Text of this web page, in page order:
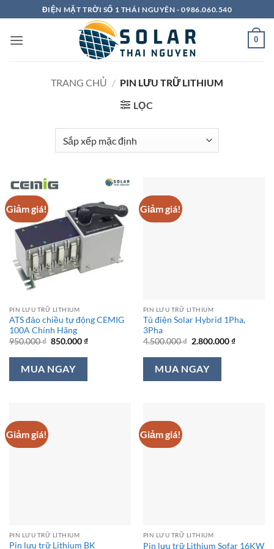
qua
nội
ĐIỆN MẶT TRỜI SỐ 1 THÁI NGUYÊN - 0986.060.540
0
TRANG CHỦ / PIN LƯU TRỮ LITHIUM
LỌC
Giảm giá!
PIN LƯU TRỮ LITHIUM
ATS đảo chiều tự động CEMIG
100A Chính Hãng
950.000₫ Giá
là:
950.000 ₫.
850.000₫Giá
tại
MUA NGAY
Giảm giá!
PIN LƯU TRỮ LITHIUM
Tủ điện Solar Hybrid 1Pha,
3Pha
4.500.000₫ Giá
là:
4.500.000 ₫.
2.800.000₫Giá
MUA NGAY
Giảm giá!
PIN LƯU TRỮ LITHIUM
Pin lưu trữ Lithium BK
Giảm giá!
PIN LƯU TRỮ LITHIUM
Pin lưu trữ Lithium Sofar 16KW